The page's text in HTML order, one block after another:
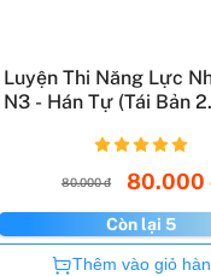
Luyện Thi Năng Lực
N3 - Hán Tự (Tái Bản
80.000 đ 80.000
Còn lại 5
Còn hàng
Thêm vào giỏ